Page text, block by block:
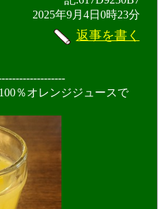
2025年9月4日0時23分
返事を書く
％オレンジジュースで